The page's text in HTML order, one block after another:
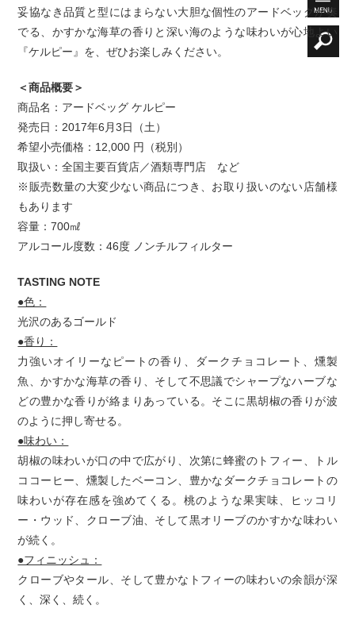
妥協なき品質と型にはまらない大胆な個性のアードベッグが奏
でる、かすかな海草の香りと深い海のような味わいが心地よい
『ケルピー』を、ぜひお楽しみください。
＜商品概要＞
商品名：アードベッグ ケルピー
発売日：2017年6月3日（土）
希望小売価格：12,000 円（税別）
取扱い：全国主要百貨店／酒類専門店 など
※販売数量の大変少ない商品につき、お取り扱いのない店舗様
もあります
容量：700㎖
アルコール度数：46度 ノンチルフィルター
TASTING NOTE
●色：
光沢のあるゴールド
●香り：
力強いオイリーなピートの香り、ダークチョコレート、燻製
魚、かすかな海草の香り、そして不思議でシャープなハーブな
どの豊かな香りが絡まりあっている。そこに黒胡椒の香りが波
のように押し寄せる。
●味わい：
胡椒の味わいが口の中で広がり、次第に蜂蜜のトフィー、トル
ココーヒー、燻製したベーコン、豊かなダークチョコレートの
味わいが存在感を強めてくる。桃のような果実味、ヒッコリ
ー・ウッド、クローブ油、そして黒オリーブのかすかな味わい
が続く。
●フィニッシュ：
クローブやタール、そして豊かなトフィーの味わいの余韻が深
く、深く、続く。